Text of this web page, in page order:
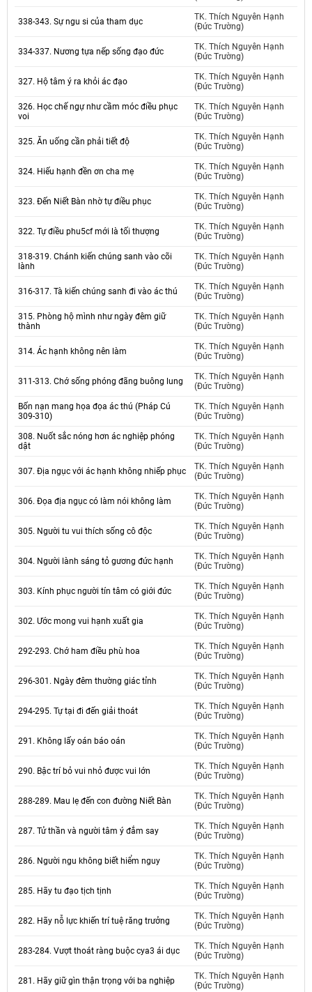
338-343. Sự ngu si của tham dục
TK. Thích Nguyên Hạnh
(Đức Trường)
334-337. Nương tựa nếp sống đạo đức
TK. Thích Nguyên Hạnh
(Đức Trường)
327. Hộ tâm ý ra khỏi ác đạo
TK. Thích Nguyên Hạnh
(Đức Trường)
326. Học chế ngự như cầm móc điều phục
voi
TK. Thích Nguyên Hạnh
(Đức Trường)
325. Ăn uống cần phải tiết độ
TK. Thích Nguyên Hạnh
(Đức Trường)
324. Hiếu hạnh đền ơn cha mẹ
TK. Thích Nguyên Hạnh
(Đức Trường)
323. Đến Niết Bàn nhờ tự điều phục
TK. Thích Nguyên Hạnh
(Đức Trường)
322. Tự điều phu5cf mới là tối thượng
TK. Thích Nguyên Hạnh
(Đức Trường)
318-319. Chánh kiến chúng sanh vào cõi
lành
TK. Thích Nguyên Hạnh
(Đức Trường)
316-317. Tà kiến chúng sanh đi vào ác thú
TK. Thích Nguyên Hạnh
(Đức Trường)
315. Phòng hộ mình như ngày đêm giữ
thành
TK. Thích Nguyên Hạnh
(Đức Trường)
314. Ác hạnh không nên làm
TK. Thích Nguyên Hạnh
(Đức Trường)
311-313. Chớ sống phóng đãng buông lung
TK. Thích Nguyên Hạnh
(Đức Trường)
Bốn nạn mang họa đọa ác thú (Pháp Cú
309-310)
TK. Thích Nguyên Hạnh
(Đức Trường)
308. Nuốt sắc nóng hơn ác nghiệp phóng
dật
TK. Thích Nguyên Hạnh
(Đức Trường)
307. Địa ngục với ác hạnh không nhiếp phục
TK. Thích Nguyên Hạnh
(Đức Trường)
306. Đọa địa ngục có làm nói không làm
TK. Thích Nguyên Hạnh
(Đức Trường)
305. Người tu vui thích sống cô độc
TK. Thích Nguyên Hạnh
(Đức Trường)
304. Người lành sáng tỏ gương đức hạnh
TK. Thích Nguyên Hạnh
(Đức Trường)
303. Kính phục người tín tâm có giới đức
TK. Thích Nguyên Hạnh
(Đức Trường)
302. Ước mong vui hạnh xuất gia
TK. Thích Nguyên Hạnh
(Đức Trường)
292-293. Chớ ham điều phù hoa
TK. Thích Nguyên Hạnh
(Đức Trường)
296-301. Ngày đêm thường giác tỉnh
TK. Thích Nguyên Hạnh
(Đức Trường)
294-295. Tự tại đi đến giải thoát
TK. Thích Nguyên Hạnh
(Đức Trường)
291. Không lấy oán báo oán
TK. Thích Nguyên Hạnh
(Đức Trường)
290. Bậc trí bỏ vui nhỏ được vui lớn
TK. Thích Nguyên Hạnh
(Đức Trường)
288-289. Mau lẹ đến con đường Niết Bàn
TK. Thích Nguyên Hạnh
(Đức Trường)
287. Tử thần và người tâm ý đắm say
TK. Thích Nguyên Hạnh
(Đức Trường)
286. Người ngu không biết hiểm nguy
TK. Thích Nguyên Hạnh
(Đức Trường)
285. Hãy tu đạo tịch tịnh
TK. Thích Nguyên Hạnh
(Đức Trường)
282. Hãy nỗ lực khiến trí tuệ răng trưởng
TK. Thích Nguyên Hạnh
(Đức Trường)
283-284. Vượt thoát ràng buộc cya3 ái dục
TK. Thích Nguyên Hạnh
(Đức Trường)
281. Hãy giữ gìn thận trọng với ba nghiệp
TK. Thích Nguyên Hạnh
(Đức Trường)